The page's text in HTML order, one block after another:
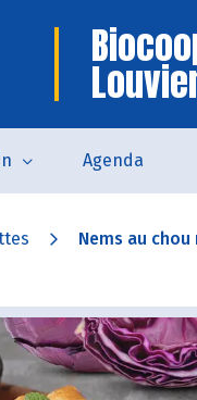
Agenda
Nems au